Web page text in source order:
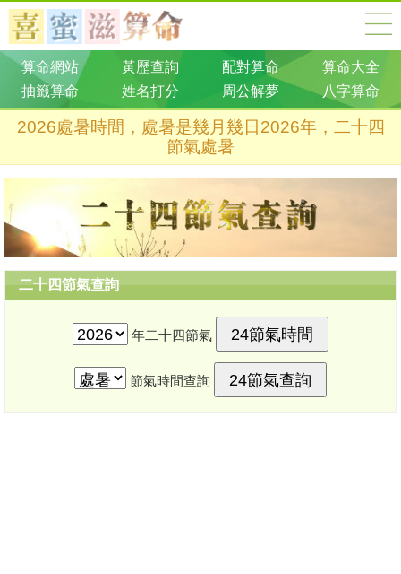
算命網站 黃歷查詢 配對算命
算命大全
抽籤算命
姓名打分 周公解夢 八字算命
2026處暑時間，處暑是幾月幾日2026年，二十四
節氣處暑
二十四節氣查詢
年二十四節氣
節氣時間查詢